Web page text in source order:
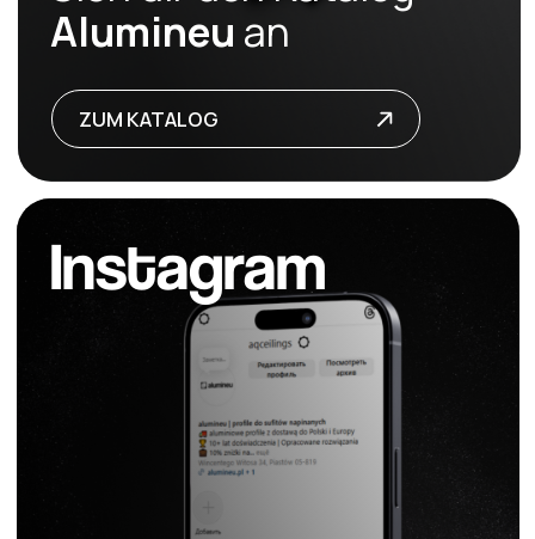
© 2026 alumineu
Datenschutzerklärung
Versand und Rückgabe
+49
senden